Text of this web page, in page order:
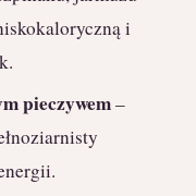
i
pieczywem–